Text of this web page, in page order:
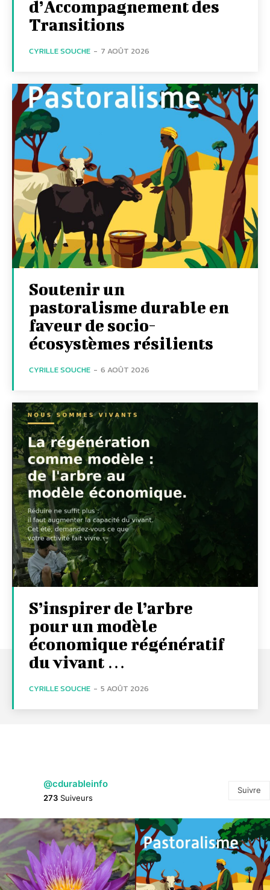
d’Accompagnement des
Transitions
CYRILLE SOUCHE - 7 AOÛT 2026
Soutenir un
pastoralisme durable en
faveur de socio-
écosystèmes résilients
CYRILLE SOUCHE - 6 AOÛT 2026
S’inspirer de l’arbre
pour un modèle
économique régénératif
du vivant …
CYRILLE SOUCHE - 5 AOÛT 2026
@cdurableinfo
273 Suiveurs
Suivre